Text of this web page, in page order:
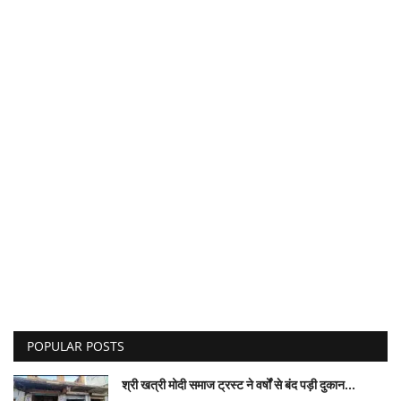
POPULAR POSTS
श्री खत्री मोदी समाज ट्रस्ट ने वर्षों से बंद पड़ी दुकान...